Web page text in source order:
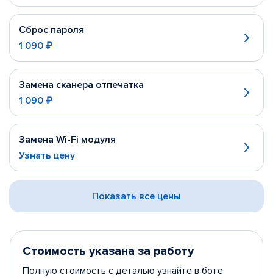
Сброс пароля
1 090 ₽
Замена сканера отпечатка
1 090 ₽
Замена Wi-Fi модуля
Узнать цену
Показать все цены
Стоимость указана за работу
Полную стоимость с деталью узнайте в боте